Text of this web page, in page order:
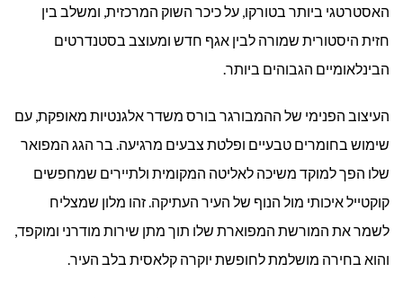
האסטרטגי ביותר בטורקו, על כיכר השוק המרכזית, ומשלב בין
חזית היסטורית שמורה לבין אגף חדש ומעוצב בסטנדרטים
הבינלאומיים הגבוהים ביותר.
העיצוב הפנימי של ההמבורגר בורס משדר אלגנטיות מאופקת, עם
שימוש בחומרים טבעיים ופלטת צבעים מרגיעה. בר הגג המפואר
שלו הפך למוקד משיכה לאליטה המקומית ולתיירים שמחפשים
קוקטייל איכותי מול הנוף של העיר העתיקה. זהו מלון שמצליח
לשמר את המורשת המפוארת שלו תוך מתן שירות מודרני ומוקפד,
והוא בחירה מושלמת לחופשת יוקרה קלאסית בלב העיר.